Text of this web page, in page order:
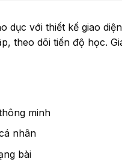
dục với thiết kế giao
theo dõi tiến độ học.
minh
nhân
bài